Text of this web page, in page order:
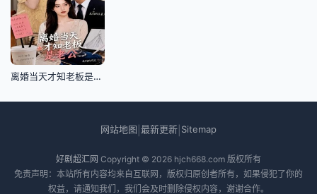
离婚当天才知老板是老公
网站地图 最新更新 Sitemap
好剧超汇网 Copyright © 2026 hjch668.com 版权所有
免责声明：本站所有内容均来自互联网，版权归原创者所有，如果侵犯了你的
权益，请通知我们，我们会及时删除侵权内容，谢谢合作。